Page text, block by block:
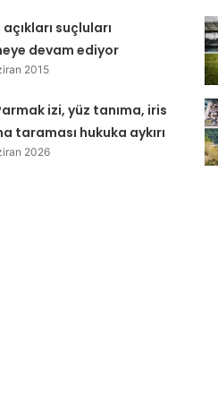
açıkları suçluları
devam ediyor
2015
izi, yüz tanıma, iris
taraması hukuka aykırı
2026